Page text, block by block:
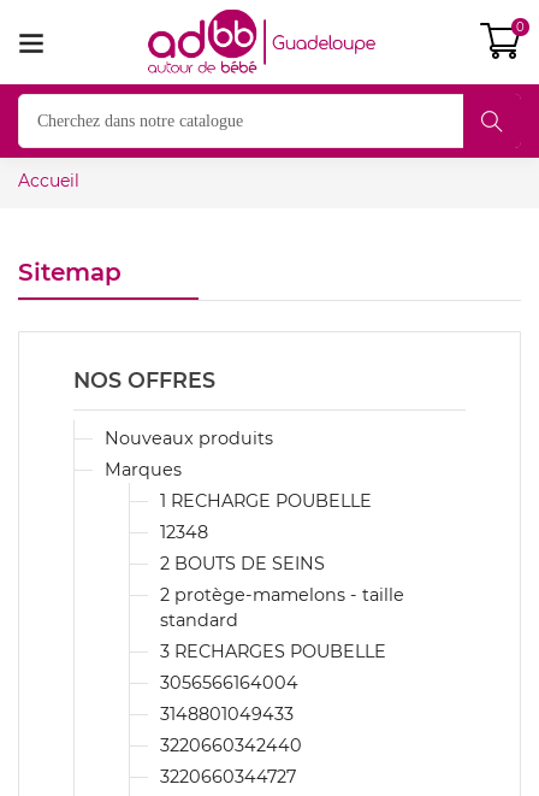
0
Accueil
Sitemap
NOS OFFRES
Nouveaux produits
Marques
1 RECHARGE POUBELLE
12348
2 BOUTS DE SEINS
2 protège-mamelons - taille
standard
3 RECHARGES POUBELLE
3056566164004
3148801049433
3220660342440
3220660344727